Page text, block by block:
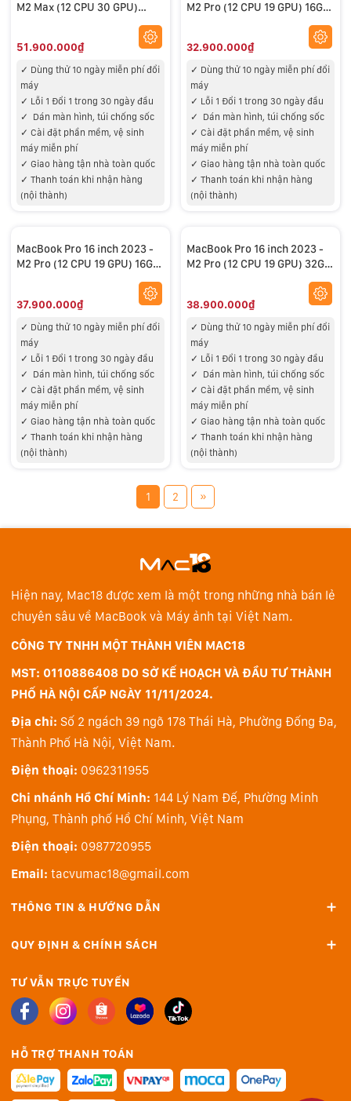
M2 Max (12 CPU 30 GPU)
51.900.000₫
✓ Dùng thử 10 ngày miễn phí đổi
máy
✓ Lỗi 1 Đổi 1 trong 30 ngày đầu
✓ Dán màn hình, túi chống sốc
✓ Cài đặt phần mềm, vệ sinh
máy miễn phí
✓ Giao hàng tận nhà toàn quốc
✓ Thanh toán khi nhận hàng
(nội thành)
M2 Pro (12 CPU 19 GPU) 16GB
32.900.000₫
✓ Dùng thử 10 ngày miễn phí đổi
máy
✓ Lỗi 1 Đổi 1 trong 30 ngày đầu
✓ Dán màn hình, túi chống sốc
✓ Cài đặt phần mềm, vệ sinh
máy miễn phí
✓ Giao hàng tận nhà toàn quốc
✓ Thanh toán khi nhận hàng
(nội thành)
MacBook Pro 16 inch 2023 -
M2 Pro (12 CPU 19 GPU) 16GB
RAM 1TB SSD – USED 99%
37.900.000₫
✓ Dùng thử 10 ngày miễn phí đổi
máy
✓ Lỗi 1 Đổi 1 trong 30 ngày đầu
✓ Dán màn hình, túi chống sốc
✓ Cài đặt phần mềm, vệ sinh
máy miễn phí
✓ Giao hàng tận nhà toàn quốc
✓ Thanh toán khi nhận hàng
(nội thành)
MacBook Pro 16 inch 2023 -
M2 Pro (12 CPU 19 GPU) 32GB
RAM 512GB SSD – USED 99%
38.900.000₫
✓ Dùng thử 10 ngày miễn phí đổi
máy
✓ Lỗi 1 Đổi 1 trong 30 ngày đầu
✓ Dán màn hình, túi chống sốc
✓ Cài đặt phần mềm, vệ sinh
máy miễn phí
✓ Giao hàng tận nhà toàn quốc
✓ Thanh toán khi nhận hàng
(nội thành)
1 2 »
Hiện nay, Mac18 được xem là một trong những nhà bán lẻ
chuyên sâu về MacBook và Máy ảnh tại Việt Nam.
CÔNG TY TNHH MỘT THÀNH VIÊN MAC18
MST: 0110886408 DO SỞ KẾ HOẠCH VÀ ĐẦU TƯ THÀNH
PHỐ HÀ NỘI CẤP NGÀY 11/11/2024.
Địa chỉ: Số 2 ngách 39 ngõ 178 Thái Hà, Phường Đống Đa,
Thành Phố Hà Nội, Việt Nam.
Điện thoại: 0962311955
Chi nhánh Hồ Chí Minh: 144 Lý Nam Đế, Phường Minh
Phụng, Thành phố Hồ Chí Minh, Việt Nam
Điện thoại: 0987720955
Email: tacvumac18@gmail.com
THÔNG TIN & HƯỚNG DẪN
QUY ĐỊNH & CHÍNH SÁCH
TƯ VẪN TRỰC TUYẾN
HỖ TRỢ THANH TOÁN